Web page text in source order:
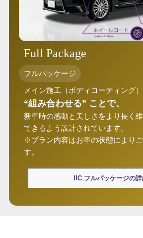
Full Package
フルパッケージ
メイン施工（ボディコーティング
“組み合わせる” ことで、
新車時の感動と美しさをより長く
できるよう設計されています。
※プラン内容はお車の状態により
す。
IIC フルパッケージの